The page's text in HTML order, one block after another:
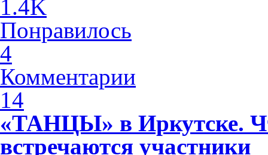
1.4K
Понравилось
4
Комментарии
14
«ТАНЦЫ» в Иркутске.
встречаются участники